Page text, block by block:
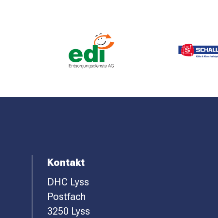
F
O
O
Kontakt
DHC Lyss
Postfach
3250 Lyss